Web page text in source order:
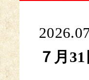
７月31